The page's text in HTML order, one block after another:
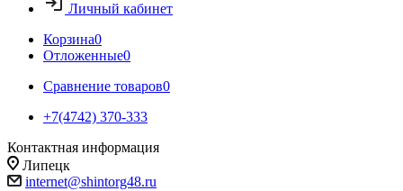
Личный кабинет
Корзина0
Отложенные0
Сравнение товаров0
+7(4742) 370-333
Контактная информация
Липецк
internet@shintorg48.ru